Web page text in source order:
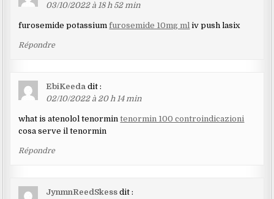
03/10/2022 à 18 h 52 min
furosemide potassiumfurosemide 10mg ml iv push lasix
Répondre
EbiKeeda dit :
02/10/2022 à 20 h 14 min
what is atenolol tenormintenormin 100 controindicazioni
cosa serve il tenormin
Répondre
JynmnReedSkess dit :